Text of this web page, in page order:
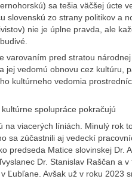
sa tešia väčšej úcte
slovenskú zo strany politikov a
nie je úplne pravda, ale
varovaním pred stratou
jej vedomú obnovu cez kultúru,
kultúrneho vedomia
spolupráce pokračujú
na viacerých líniách. Minulý rok
sa zúčastnili aj vedeckí
predseda Matice slovinskej Dr.
Dr. Stanislav Raščan a
Ľubľane. Avšak už v roku 2023